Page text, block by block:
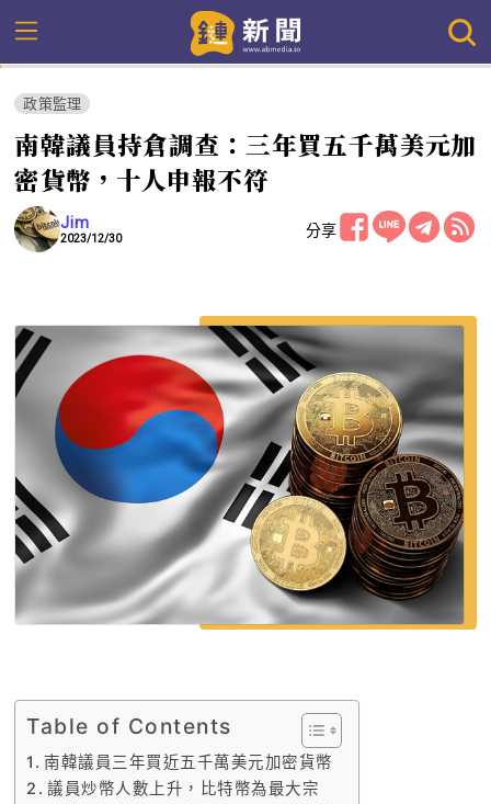
政策監理
南韓議員持倉調查：三年買五千萬美元加
密貨幣，十人申報不符
Jim
2023/12/30 分享
Table of Contents
南韓議員三年買近五千萬美元加密貨幣
議員炒幣人數上升，比特幣為最大宗